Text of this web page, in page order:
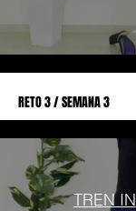
RETO 3 / SEMANA 3
TREN